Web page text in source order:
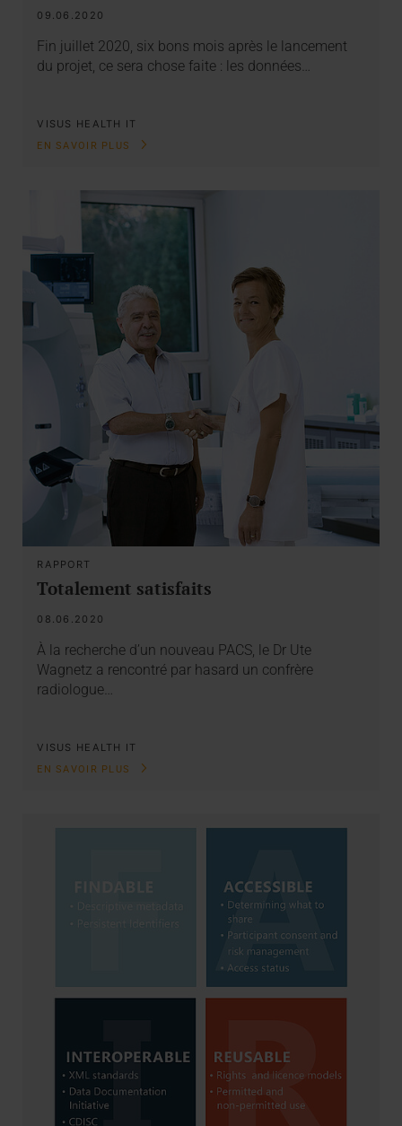
09.06.2020
Fin juillet 2020, six bons mois après le lancement
du projet, ce sera chose faite : les données…
VISUS HEALTH IT
EN SAVOIR PLUS
RAPPORT
Totalement satisfaits
08.06.2020
À la recherche d’un nouveau PACS, le Dr Ute
Wagnetz a rencontré par hasard un confrère
radiologue…
VISUS HEALTH IT
EN SAVOIR PLUS